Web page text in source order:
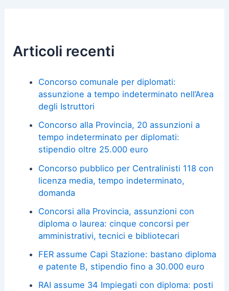
Articoli recenti
Concorso comunale per diplomati:
assunzione a tempo indeterminato nell’Area
degli Istruttori
Concorso alla Provincia, 20 assunzioni a
tempo indeterminato per diplomati:
stipendio oltre 25.000 euro
Concorso pubblico per Centralinisti 118 con
licenza media, tempo indeterminato,
domanda
Concorsi alla Provincia, assunzioni con
diploma o laurea: cinque concorsi per
amministrativi, tecnici e bibliotecari
FER assume Capi Stazione: bastano diploma
e patente B, stipendio fino a 30.000 euro
RAI assume 34 Impiegati con diploma: posti